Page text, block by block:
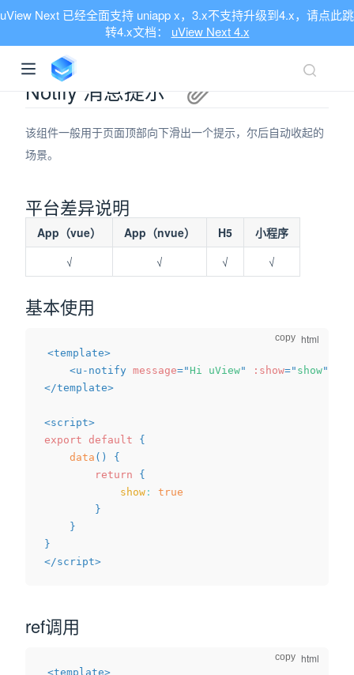
uView Next 已经全面支持 uniapp x，3.x不支持升级到4.x，请点此跳
转4.x文档： uView Next 4.x
Notify 消息提示
该组件一般用于页面顶部向下滑出一个提示，尔后自动收起的
场景。
平台差异说明
App（vue） App（nvue） H5
小程序
√
√ √ √
基本使用
<template>
<u-notify message="Hi uView" :show=" show"
</template>
<script>
export default
{
data ( )
{
return
{
show :
true
}
}
}
</script>
copy
ref调用
<template>
copy